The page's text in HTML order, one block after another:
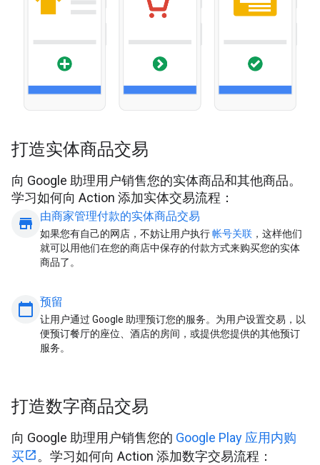
打造实体商品交易
向 Google 助理用户销售您的实体商品和其他商品。
学习如何向 Action 添加实体交易流程：
store 由商家管理付款的实体商品交易
如果您有自己的网店，不妨让用户执行帐号关联 ，这样他们
就可以用他们在您的商店中保存的付款方式来购买您的实体
商品了。
calendar_today 预留
让用户通过 Google 助理预订您的服务。为用户设置交易，以
便预订餐厅的座位、酒店的房间，或提供您提供的其他预订
服务。
打造数字商品交易
向 Google 助理用户销售您的 Google Play 应用内购
买
。学习如何向 Action 添加数字交易流程：